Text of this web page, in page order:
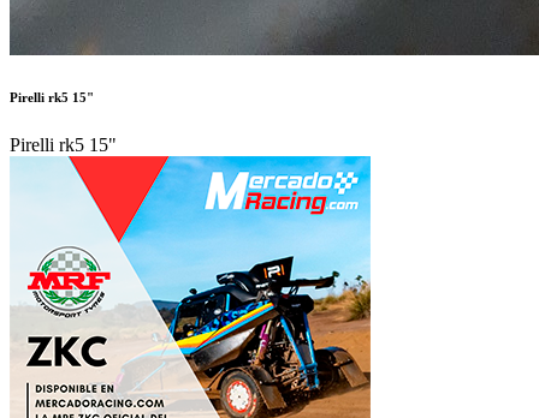
Pirelli rk5 15"
Pirelli rk5 15"